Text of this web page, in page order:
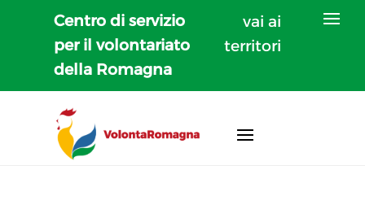
Centro di servizio
per il volontariato
della Romagna
vai ai
territori